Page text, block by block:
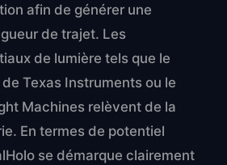
afin de générer une
de trajet. Les
de lumière tels que le
de Texas Instruments ou le
Machines relèvent de la
En termes de potentiel
se démarque clairement